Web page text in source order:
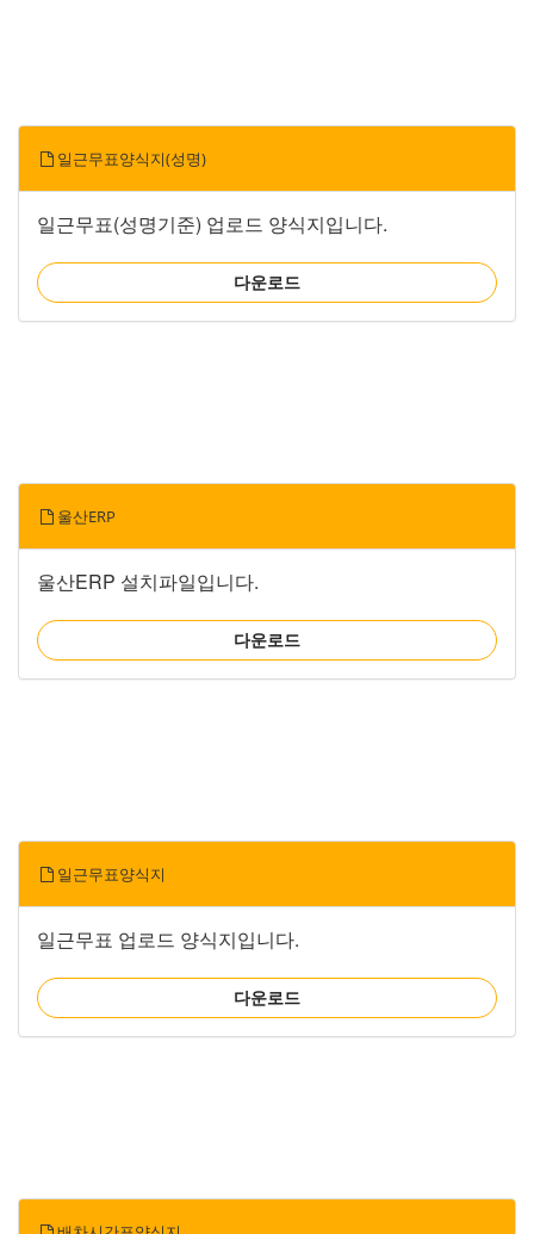
일근무표양식지(성명)
일근무표(성명기준) 업로드 양식지입니다.
다운로드
울산ERP
울산ERP 설치파일입니다.
다운로드
일근무표양식지
일근무표 업로드 양식지입니다.
다운로드